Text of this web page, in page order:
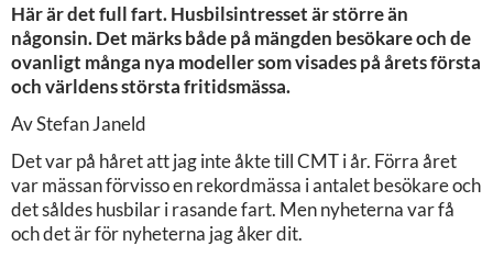
Här är det full fart. Husbilsintresset är större än
någonsin. Det märks både på mängden besökare och de
ovanligt många nya modeller som visades på årets första
och världens största fritidsmässa.
Av Stefan Janeld
Det var på håret att jag inte åkte till CMT i år. Förra året
var mässan förvisso en rekordmässa i antalet besökare och
det såldes husbilar i rasande fart. Men nyheterna var få
och det är för nyheterna jag åker dit.